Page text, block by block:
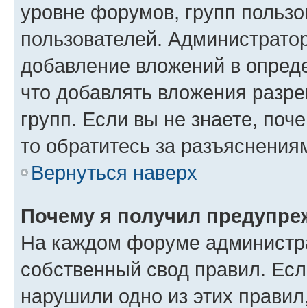
уровне форумов, групп
пользователей.
добавление вложений в
что добавлять вложения
групп. Если вы не знаете,
то обратитесь за
Вернуться наверх
Почему я получил
На каждом форуме
собственный свод правил.
нарушили одно из этих